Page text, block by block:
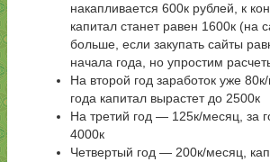
накапливается 600к рублей, к
капитал станет равен 1600к (на
больше, если закупать сайты
начала года, но упростим
На второй год заработок уже
года капитал вырастет до 2500к
На третий год — 125к/месяц, за
4000к
Четвертый год — 200к/месяц,